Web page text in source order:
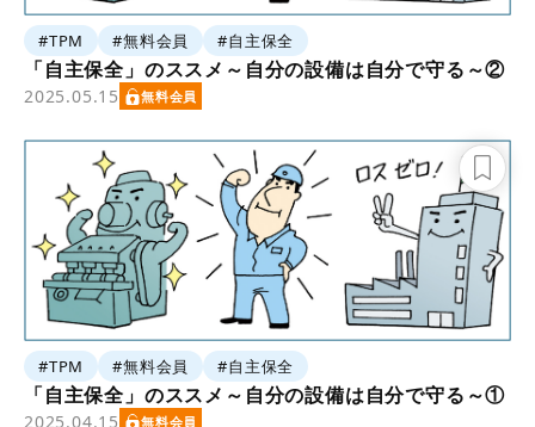
#TPM #無料会員 #自主保全
「自主保全」のススメ～自分の設備は自分で守る～②
2025.05.15 無料会員
#TPM #無料会員 #自主保全
「自主保全」のススメ～自分の設備は自分で守る～①
2025.04.15 無料会員